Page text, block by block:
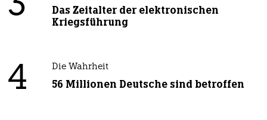
Das Zeitalter der elektronischen
Kriegsführung
4 Die Wahrheit
56 Millionen Deutsche sind betroffen